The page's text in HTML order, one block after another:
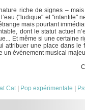
riche de signes – mais
("ludique" et "infantile"
mais pourtant
dont le statut actuel
Et même si une certaine
attribuer une place dans le
un événement musical
Cat| Pop expérimentale